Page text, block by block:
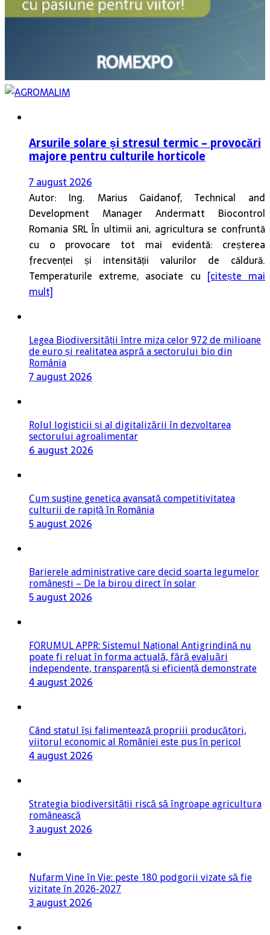
Arsurile solare și stresul termic – provocări
majore pentru culturile horticole
7 august 2026
Autor: Ing. Marius Gaidanof, Technical and
Development Manager Andermatt Biocontrol
Romania SRL În ultimii ani, agricultura se confruntă
cu o provocare tot mai evidentă: creșterea
frecvenței și intensității valurilor de căldură.
Temperaturile extreme, asociate cu [citește mai
mult]
Legea Biodiversității între miza celor 972 de milioane
de euro și realitatea aspră a sectorului bio din
România
7 august 2026
Rolul logisticii și al digitalizării în dezvoltarea
sectorului agroalimentar
6 august 2026
Cum susține genetica avansată competitivitatea
culturii de rapiță în România
5 august 2026
Barierele administrative care decid soarta legumelor
românești – De la birou direct în solar
5 august 2026
FORUMUL APPR: Sistemul Național Antigrindină nu
poate fi reluat în forma actuală, fără evaluări
independente, transparență și eficiență demonstrate
4 august 2026
Când statul își falimentează propriii producători,
viitorul economic al României este pus în pericol
4 august 2026
Strategia biodiversității riscă să îngroape agricultura
românească
3 august 2026
Nufarm Vine în Vie: peste 180 podgorii vizate să fie
vizitate în 2026-2027
3 august 2026